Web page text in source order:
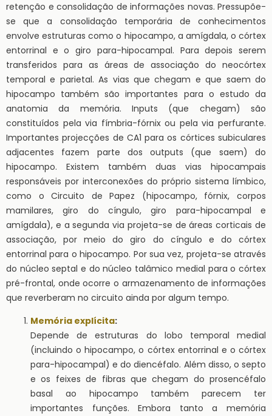
retenção e consolidação de informações novas. Pressupõe-
se que a consolidação temporária de conhecimentos
envolve estruturas como o hipocampo, a amígdala, o córtex
entorrinal e o giro para-hipocampal. Para depois serem
transferidos para as áreas de associação do neocórtex
temporal e parietal. As vias que chegam e que saem do
hipocampo também são importantes para o estudo da
anatomia da memória. Inputs (que chegam) são
constituídos pela via fímbria-fórnix ou pela via perfurante.
Importantes projecções de CA1 para os córtices subiculares
adjacentes fazem parte dos outputs (que saem) do
hipocampo. Existem também duas vias hipocampais
responsáveis por interconexões do próprio sistema límbico,
como o Circuito de Papez (hipocampo, fórnix, corpos
mamilares, giro do cíngulo, giro para-hipocampal e
amígdala), e a segunda via projeta-se de áreas corticais de
associação, por meio do giro do cíngulo e do córtex
entorrinal para o hipocampo. Por sua vez, projeta-se através
do núcleo septal e do núcleo talâmico medial para o córtex
pré-frontal, onde ocorre o armazenamento de informações
que reverberam no circuito ainda por algum tempo.
Memória explícita:
Depende de estruturas do lobo temporal medial
(incluindo o hipocampo, o córtex entorrinal e o córtex
para-hipocampal) e do diencéfalo. Além disso, o septo
e os feixes de fibras que chegam do prosencéfalo
basal ao hipocampo também parecem ter
importantes funções. Embora tanto a memória